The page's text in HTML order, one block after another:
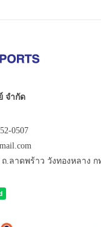
จำกัด
0507
.ลาดพร้าว วังทองหลาง ก